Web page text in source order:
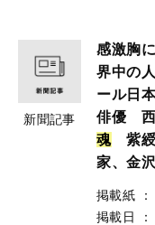
新聞記事
感激胸
界中の
ール日
俳優
魂紫綬
家、金
掲載紙 ：
掲載日
：